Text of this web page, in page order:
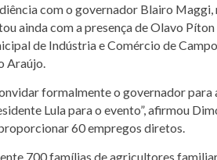
com o governador Blairo
ainda com a presença de Olavo
de Indústria e Comércio de
Araújo.
formalmente o governador
Lula para o evento”, afirmou
60 empregos diretos.
700 famílias de agricultores